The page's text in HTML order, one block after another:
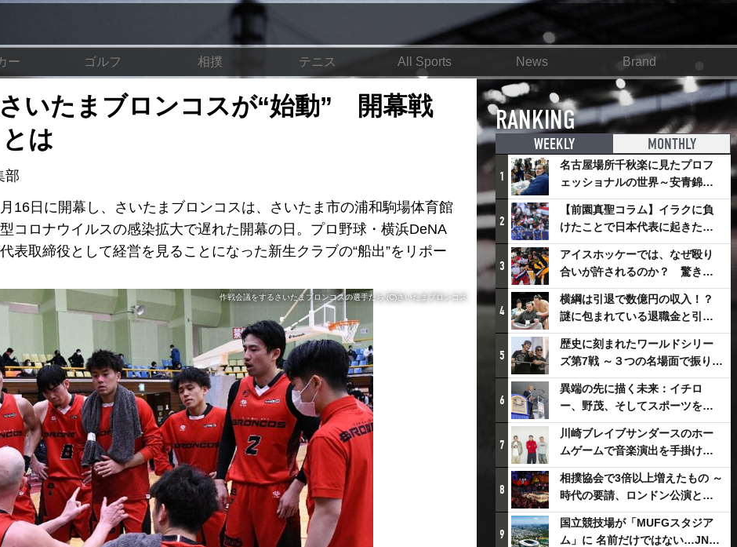
ー ゴルフ 相撲 テニス All Sports News Brand
いたまブロンコスが“始動” 開幕戦
は
部
16日に開幕し、さいたまブロンコスは、さいたま市の浦和駒場体育館
コロナウイルスの感染拡大で遅れた開幕の日。プロ野球・横浜DeNA
表取締役として経営を見ることになった新生クラブの“船出”をリポー
作戦会議をするさいたまブロンコスの選手たち (C)さいたまブロンコス
RANKING
WEEKLY MONTHLY
1
名古屋場所千秋楽に見たプロフ
ェッショナルの世界～安青錦の
優勝を巡るさまざまなドラマ
2
【前園真聖コラム】イラクに負
けたことで日本代表に起きたプ
ラスとは
3
アイスホッケーでは、なぜ殴り
合いが許されるのか？ 驚きの
「ファイティング」ルールにつ
いて
4
横綱は引退で数億円の収入！？
謎に包まれている退職金と引退
相撲興行
5
歴史に刻まれたワールドシリー
ズ第7戦 ～３つの名場面で振り返
る～
6
異端の先に描く未来：イチロ
ー、野茂、そしてスポーツを支
える科学界の挑戦
7
川崎ブレイブサンダースのホー
ムゲームで音楽演出を手掛ける
スチャダラパーが川崎新！アリ
ーナシティ・プロジェクトを語
る 「楽しみでしかないでしょ。
川崎は、ずっと成長曲線だか
ら」
8
相撲協会で3倍以上増えたもの ～
時代の要請、ロンドン公演と古
式大相撲
9
国立競技場が「MUFGスタジア
ム」に 名前だけではない…JNSE